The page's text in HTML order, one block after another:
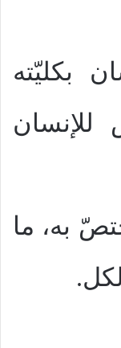
بكليّته
للإنسان
به، ما